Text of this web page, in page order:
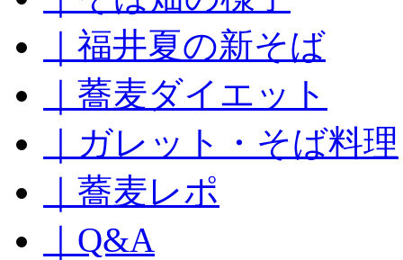
プ
｜福井夏の新そば
｜蕎麦ダイエット
｜ガレット・そば料理
｜蕎麦レポ
｜Q&A